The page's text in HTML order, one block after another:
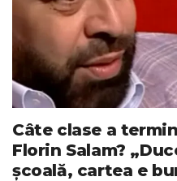
Câte clase a
Florin Salam?
școală, cartea e